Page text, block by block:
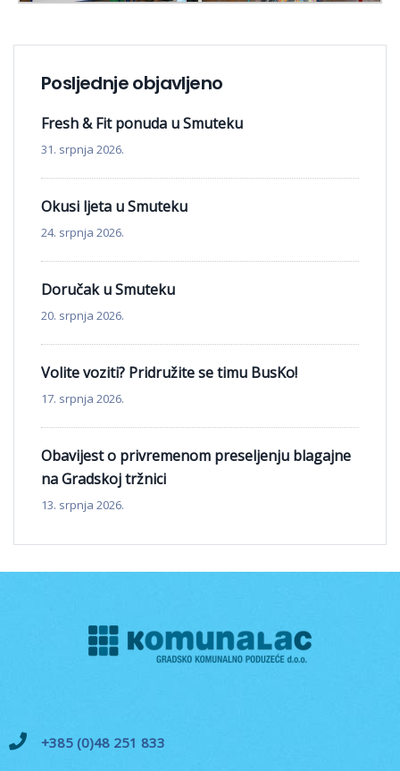
Posljednje objavljeno
Fresh & Fit ponuda u Smuteku
31. srpnja 2026.
Okusi ljeta u Smuteku
24. srpnja 2026.
Doručak u Smuteku
20. srpnja 2026.
Volite voziti? Pridružite se timu BusKo!
17. srpnja 2026.
Obavijest o privremenom preseljenju blagajne
na Gradskoj tržnici
13. srpnja 2026.
+385 (0)48 251 833